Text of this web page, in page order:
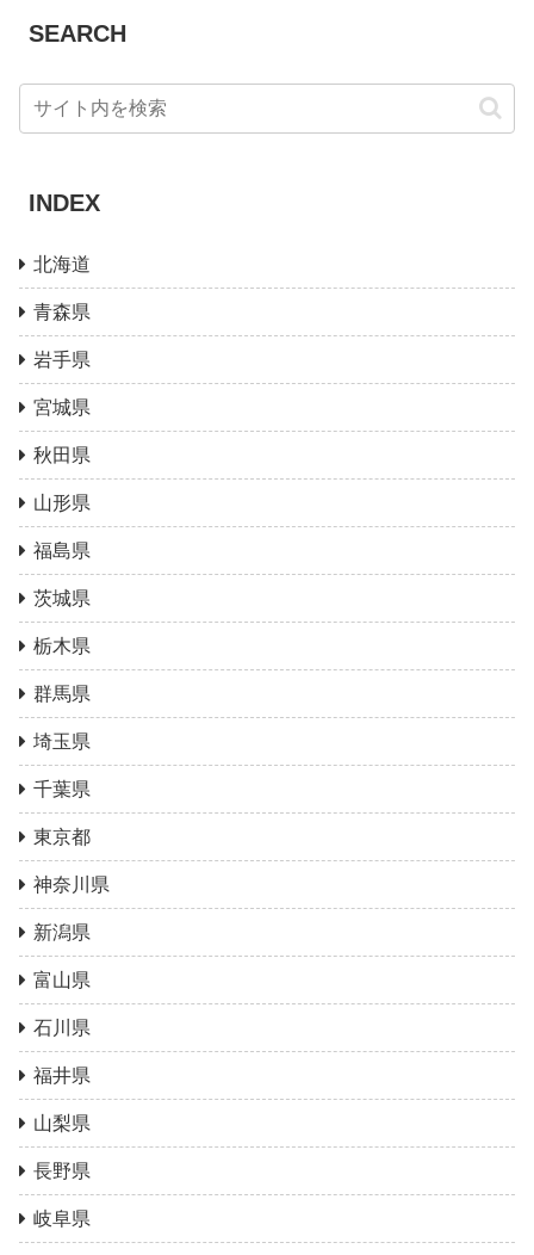
SEARCH
INDEX
北海道
青森県
岩手県
宮城県
秋田県
山形県
福島県
茨城県
栃木県
群馬県
埼玉県
千葉県
東京都
神奈川県
新潟県
富山県
石川県
福井県
山梨県
長野県
岐阜県